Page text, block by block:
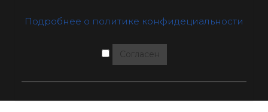
Подробнее о политике конфидециальности
Согласен